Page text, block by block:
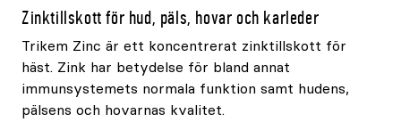
Zinktillskott för hud, päls, hovar och karleder
Trikem Zinc är ett koncentrerat zinktillskott för
häst. Zink har betydelse för bland annat
immunsystemets normala funktion samt hudens,
pälsens och hovarnas kvalitet.